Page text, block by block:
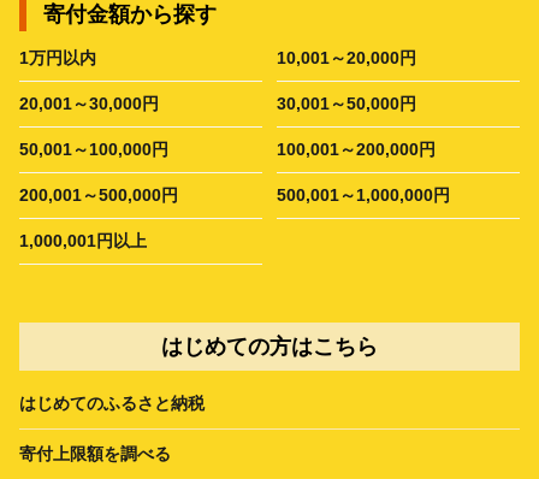
寄付金額から探す
1万円以内 10,001～20,000円
20,001～30,000円 30,001～50,000円
50,001～100,000円 100,001～200,000円
200,001～500,000円 500,001～1,000,000円
1,000,001円以上
はじめての方はこちら
はじめてのふるさと納税
寄付上限額を調べる